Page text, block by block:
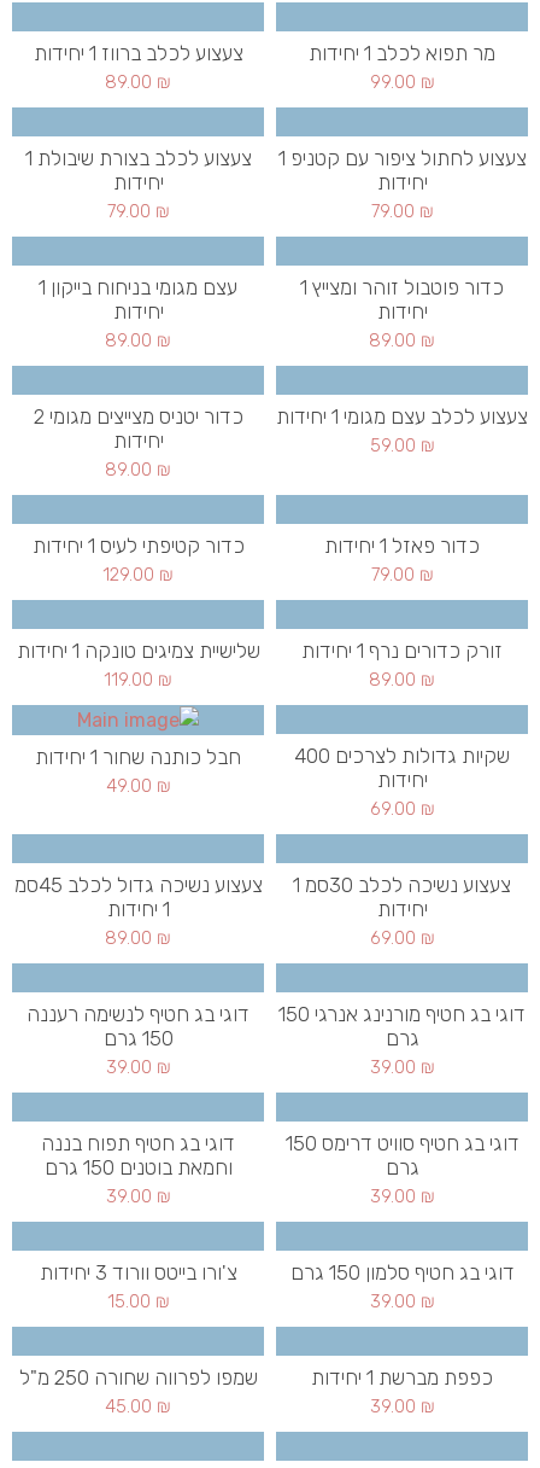
מר תפוא לכלב 1 יחידות
99.00 ₪
צעצוע לכלב ברווז 1 יחידות
89.00 ₪
צעצוע לחתול ציפור עם קטניפ 1
יחידות
79.00 ₪
צעצוע לכלב בצורת שיבולת 1
יחידות
79.00 ₪
כדור פוטבול זוהר ומצייץ 1
יחידות
89.00 ₪
עצם מגומי בניחוח בייקון 1
יחידות
89.00 ₪
צעצוע לכלב עצם מגומי 1 יחידות
59.00 ₪
כדור יטניס מצייצים מגומי 2
יחידות
89.00 ₪
כדור פאזל 1 יחידות
79.00 ₪
כדור קטיפתי לעיס 1 יחידות
129.00 ₪
זורק כדורים נרף 1 יחידות
89.00 ₪
שלישיית צמיגים טונקה 1 יחידות
119.00 ₪
שקיות גדולות לצרכים 400
יחידות
69.00 ₪
חבל כותנה שחור 1 יחידות
49.00 ₪
צעצוע נשיכה לכלב 30סמ 1
יחידות
69.00 ₪
צעצוע נשיכה גדול לכלב 45סמ
1 יחידות
89.00 ₪
דוגי בג חטיף מורנינג אנרגי 150
גרם
39.00 ₪
דוגי בג חטיף לנשימה רעננה
150 גרם
39.00 ₪
דוגי בג חטיף סוויט דרימס 150
גרם
39.00 ₪
דוגי בג חטיף תפוח בננה
וחמאת בוטנים 150 גרם
39.00 ₪
דוגי בג חטיף סלמון 150 גרם
39.00 ₪
צ'ורו בייטס וורוד 3 יחידות
15.00 ₪
כפפת מברשת 1 יחידות
39.00 ₪
שמפו לפרווה שחורה 250 מ"ל
45.00 ₪